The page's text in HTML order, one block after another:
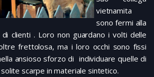
vietnamita
sono fermi alla
clienti . Loro non guardano i volti delle
frettolosa, ma i loro occhi sono fissi
ansioso sforzo di individuare quelle di
scarpe in materiale sintetico.